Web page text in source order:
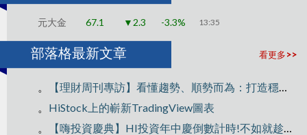
元大金 67.1 ▼2.3 -3.3% 13:35
看更多>>
部落格最新文章
。
【理財周刊專訪】看懂趨勢、順勢而為：打造穩定獲利的交易思維
。 HiStock上的嶄新TradingView圖表
。
【嗨投資慶典】HI投資年中慶倒數計時!不如就趁雙十衝一波~